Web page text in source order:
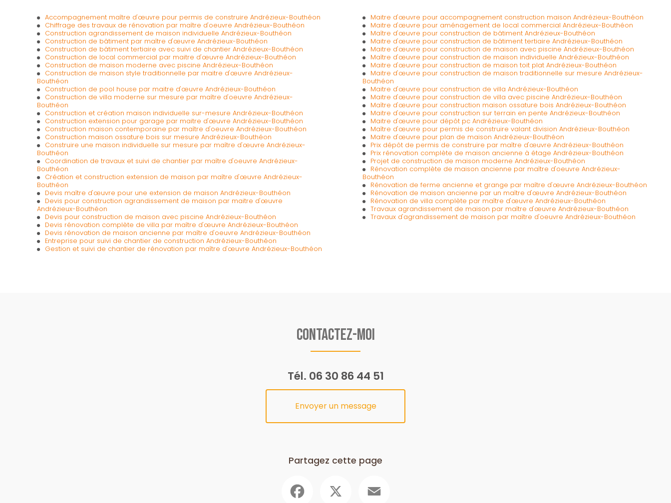
Accompagnement maître d'œuvre pour permis de construire Andrézieux-Bouthéon
Chiffrage des travaux de rénovation par maître d'oeuvre Andrézieux-Bouthéon
Construction agrandissement de maison individuelle Andrézieux-Bouthéon
Construction de bâtiment par maître d'œuvre Andrézieux-Bouthéon
Construction de bâtiment tertiaire avec suivi de chantier Andrézieux-Bouthéon
Construction de local commercial par maitre d'œuvre Andrézieux-Bouthéon
Construction de maison moderne avec piscine Andrézieux-Bouthéon
Construction de maison style traditionnelle par maitre d'œuvre Andrézieux-
Bouthéon
Construction de pool house par maitre d'œuvre Andrézieux-Bouthéon
Construction de villa moderne sur mesure par maître d'oeuvre Andrézieux-
Bouthéon
Construction et création maison individuelle sur-mesure Andrézieux-Bouthéon
Construction extension pour garage par maitre d'œuvre Andrézieux-Bouthéon
Construction maison contemporaine par maître d'oeuvre Andrézieux-Bouthéon
Construction maison ossature bois sur mesure Andrézieux-Bouthéon
Construire une maison individuelle sur mesure par maître d'œuvre Andrézieux-
Bouthéon
Coordination de travaux et suivi de chantier par maître d'oeuvre Andrézieux-
Bouthéon
Création et construction extension de maison par maître d'œuvre Andrézieux-
Bouthéon
Devis maître d'œuvre pour une extension de maison Andrézieux-Bouthéon
Devis pour construction agrandissement de maison par maitre d'œuvre
Andrézieux-Bouthéon
Devis pour construction de maison avec piscine Andrézieux-Bouthéon
Devis rénovation complète de villa par maître d'œuvre Andrézieux-Bouthéon
Devis rénovation de maison ancienne par maître d'oeuvre Andrézieux-Bouthéon
Entreprise pour suivi de chantier de construction Andrézieux-Bouthéon
Gestion et suivi de chantier de rénovation par maître d'œuvre Andrézieux-Bouthéon
Maitre d'œuvre pour accompagnement construction maison Andrézieux-Bouthéon
Maitre d'œuvre pour aménagement de local commercial Andrézieux-Bouthéon
Maître d'œuvre pour construction de bâtiment Andrézieux-Bouthéon
Maitre d'œuvre pour construction de bâtiment tertiaire Andrézieux-Bouthéon
Maitre d'œuvre pour construction de maison avec piscine Andrézieux-Bouthéon
Maître d'œuvre pour construction de maison individuelle Andrézieux-Bouthéon
Maitre d'œuvre pour construction de maison toit plat Andrézieux-Bouthéon
Maitre d'œuvre pour construction de maison traditionnelle sur mesure Andrézieux-
Bouthéon
Maitre d'œuvre pour construction de villa Andrézieux-Bouthéon
Maitre d'œuvre pour construction de villa avec piscine Andrézieux-Bouthéon
Maître d'œuvre pour construction maison ossature bois Andrézieux-Bouthéon
Maitre d'œuvre pour construction sur terrain en pente Andrézieux-Bouthéon
Maitre d'œuvre pour dépôt pc Andrézieux-Bouthéon
Maître d'œuvre pour permis de construire valant division Andrézieux-Bouthéon
Maitre d'œuvre pour plan de maison Andrézieux-Bouthéon
Prix dépôt de permis de construire par maître d'œuvre Andrézieux-Bouthéon
Prix rénovation complète de maison ancienne à étage Andrézieux-Bouthéon
Projet de construction de maison moderne Andrézieux-Bouthéon
Rénovation complète de maison ancienne par maître d'oeuvre Andrézieux-
Bouthéon
Rénovation de ferme ancienne et grange par maître d'œuvre Andrézieux-Bouthéon
Rénovation de maison ancienne par un maître d'œuvre Andrézieux-Bouthéon
Rénovation de villa complète par maître d'œuvre Andrézieux-Bouthéon
Travaux agrandissement de maison par maître d'œuvre Andrézieux-Bouthéon
Travaux d'agrandissement de maison par maître d'oeuvre Andrézieux-Bouthéon
Contactez-moi
Tél. 06 30 86 44 51
Envoyer un message
Partagez cette page